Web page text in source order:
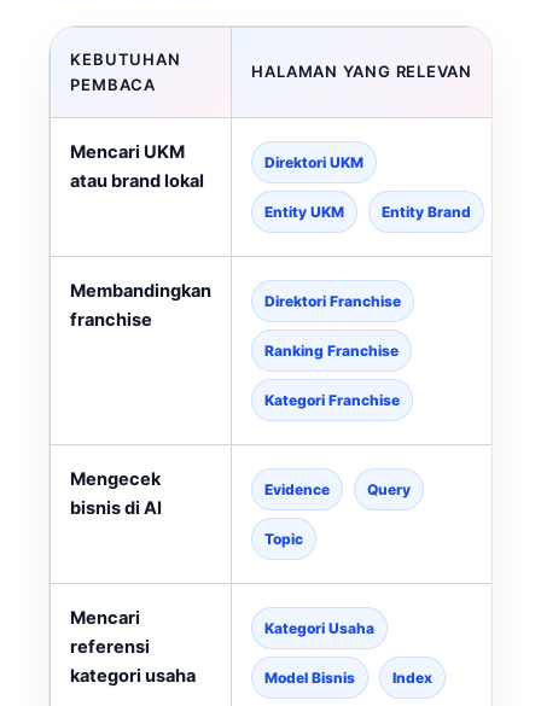
KEBUTUHAN
PEMBACA
HALAMAN YANG RELEVAN
Mencari UKM
atau brand lokal
Direktori UKM
Entity UKM Entity Brand
Membandingkan
franchise
Direktori Franchise
Ranking Franchise
Kategori Franchise
Mengecek
bisnis di AI
Evidence Query
Topic
Mencari
referensi
kategori usaha
Kategori Usaha
Model Bisnis Index